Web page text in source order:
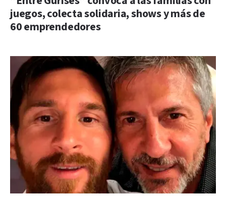
juegos, colecta solidaria, shows y más de
60 emprendedores